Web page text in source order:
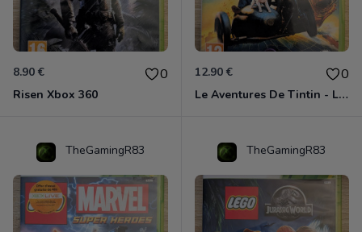
8.90 € 0
Risen Xbox 360
12.90 € 0
Le Aventures De Tintin - Le Secret De La Licorne Xbox 360
TheGamingR83 TheGamingR83